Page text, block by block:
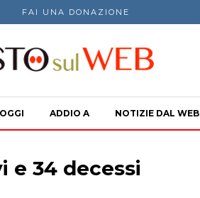
FAI UNA DONAZIONE
ADDIO A NOTIZIE DAL WEB
e 34 decessi